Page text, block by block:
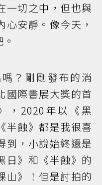
一切之中，但也與
安靜。像今天，
？剛剛發布的消
國際書展大獎的首
，2020年以《黑
半蝕》都是我很喜
到，小說始終還是
日》和《半蝕》的
山》！但是討拍的